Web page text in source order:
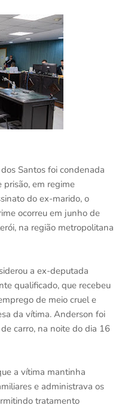
Santos foi condenada
em regime
do ex-marido, o
ocorreu em junho de
na região metropolitana
a ex-deputada
qualificado, que recebeu
de meio cruel e
da vítima. Anderson foi
carro, na noite do dia 16
a vítima mantinha
e administrava os
tratamento